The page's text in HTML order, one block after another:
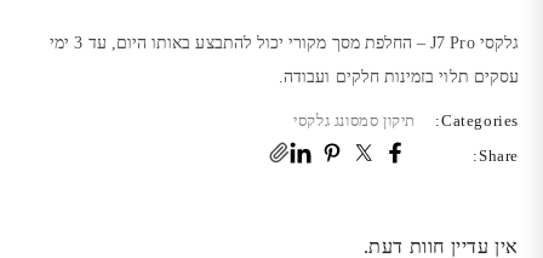
גלקסי J7 Pro – החלפת מסך מקורי יכול להתבצע באותו היום, עד 3 ימי
עסקים תלוי בזמינות חלקים ועבודה.
Categories:
תיקון סמסונג גלקסי
Share:
אין עדיין חוות דעת.